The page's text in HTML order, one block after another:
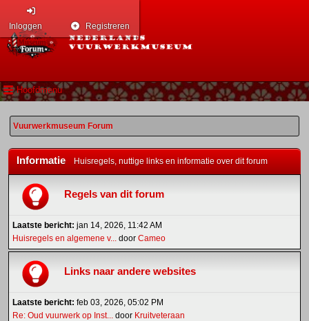
Hoofdmenu
Inloggen Registreren
Vuurwerkmuseum Forum
Informatie Huisregels, nuttige links en informatie over dit forum
Regels van dit forum
Laatste bericht: jan 14, 2026, 11:42 AM
Huisregels en algemene v...
door Cameo
Links naar andere websites
Laatste bericht: feb 03, 2026, 05:02 PM
Re: Oud vuurwerk op Inst...
door Kruitveteraan